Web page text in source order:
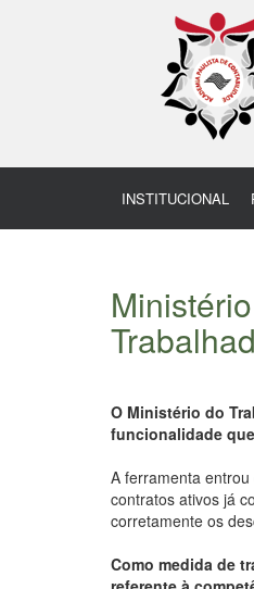
INSTITUCIONAL
O Ministério do
funcionalidade
A ferramenta
contratos ativos já
corretamente os
Como medida de